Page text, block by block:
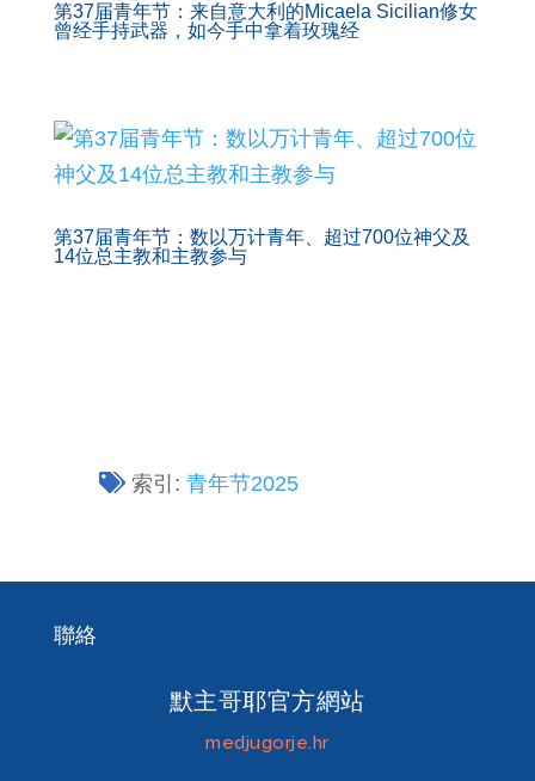
第37届青年节：来自意大利的Micaela Sicilian修女
曾经手持武器，如今手中拿着玫瑰经
第37届青年节：数以万计青年、超过700位神父及
14位总主教和主教参与
索引:青年节2025
聯絡
默主哥耶官方網站
medjugorje.hr